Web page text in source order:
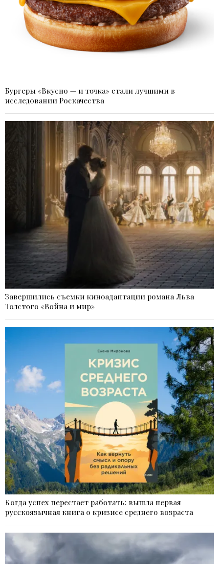
Бургеры «Вкусно — и точка» стали лучшими в
исследовании Роскачества
Завершились съемки киноадаптации романа Льва
Толстого «Война и мир»
Когда успех перестает работать: вышла первая
русскоязычная книга о кризисе среднего возраста